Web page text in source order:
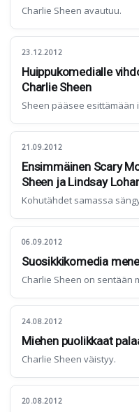
Charlie Sheen avautuu.
23.12.2012
Huippukomedialle
Charlie Sheen
Sheen pääsee esittämään
21.09.2012
Ensimmäinen Scary
Sheen ja Lindsay
Kohutähdet samassa
06.09.2012
Suosikkikomedia
Charlie Sheen on sentään
24.08.2012
Miehen puolikkaat
Charlie Sheen väistyy.
20.08.2012